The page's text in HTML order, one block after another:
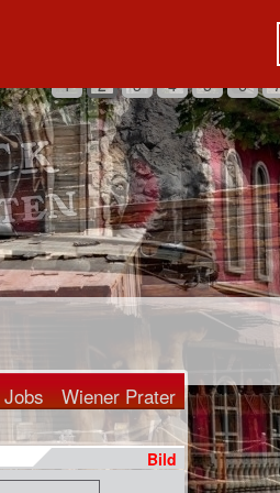
6
5
4
3
2
1
Wiener Prater
Jobs
Bild